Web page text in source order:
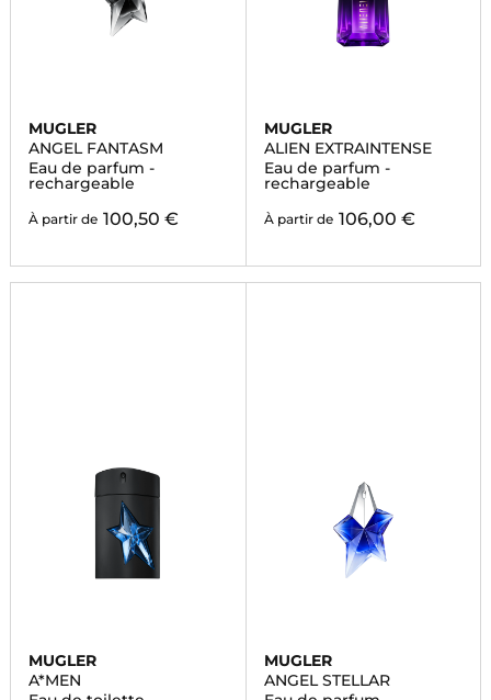
MUGLER
ANGEL FANTASM
Eau de parfum -
rechargeable
À partir de 100,50 €
MUGLER
ALIEN EXTRAINTENSE
Eau de parfum -
rechargeable
À partir de 106,00 €
MUGLER
A*MEN
MUGLER
ANGEL STELLAR